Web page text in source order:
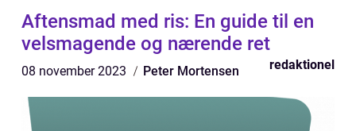
Aftensmad med ris: En guide til en
velsmagende og nærende ret
08 november 2023 Peter Mortensen redaktionel